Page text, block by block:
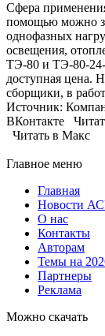
Сфера
помощью можно
однофазных
освещения,
ТЭ-80 и ТЭ-80-24-
доступная цена.
сборщики, в
Источник:
ВКонтакте
Читать в Макс
Главное меню
Главная
Новости
О нас
Контакты
Авторам
Темы на
Партнеры
Реклама
Можно скачать